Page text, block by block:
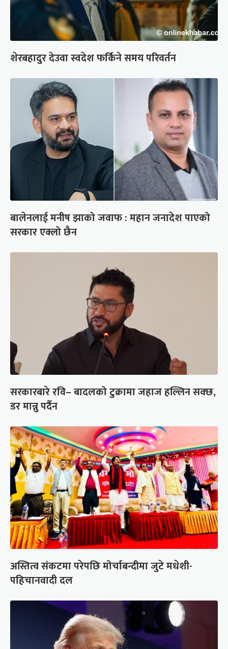
शेरबहादुर देउवा स्वदेश फर्किने समय परिवर्तन
बालेनलाई मनीष झाको जवाफ : महान जनादेश पाएको
सरकार एक्लो छैन
सरकारबारे रवि– बादलको टुक्रामा जहाज हल्लिन सक्छ,
डर मान्नु पर्दैन
अस्तित्व संकटमा परेपछि मोर्चाबन्दीमा जुटे मधेशी-
पहिचानवादी दल